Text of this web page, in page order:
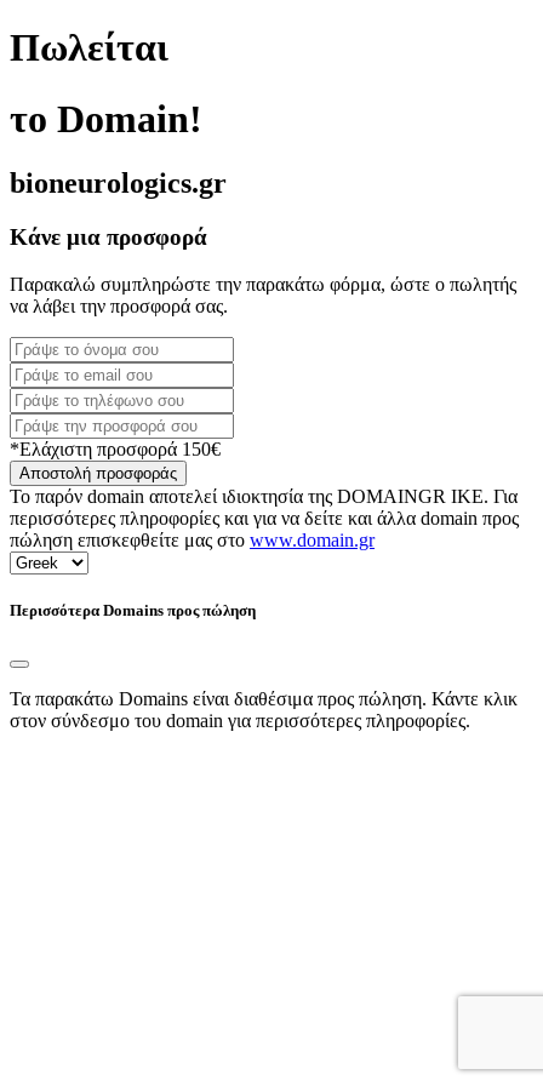
Πωλείται
το Domain!
bioneurologics.gr
Κάνε μια προσφορά
Παρακαλώ συμπληρώστε την παρακάτω φόρμα, ώστε ο πωλητής
να λάβει την προσφορά σας.
*Ελάχιστη προσφορά 150€
Αποστολή προσφοράς
Το παρόν domain αποτελεί ιδιοκτησία της DOMAINGR ΙΚΕ. Για
περισσότερες πληροφορίες και για να δείτε και άλλα domain προς
πώληση επισκεφθείτε μας στο www.domain.gr
Περισσότερα Domains προς πώληση
Τα παρακάτω Domains είναι διαθέσιμα προς πώληση. Κάντε κλικ
στον σύνδεσμο του domain για περισσότερες πληροφορίες.